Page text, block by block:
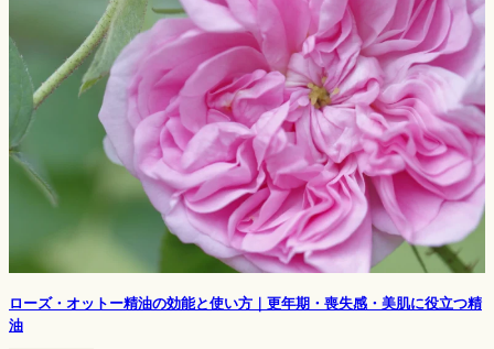
ローズ・オットー精油の効能と使い方｜更年期・喪失感・美肌に役立つ精
油